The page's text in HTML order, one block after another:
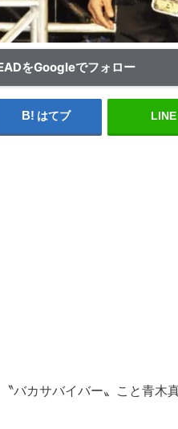
をGoogleでフォロー
はてブ LINE
バカサバイバー〟こと青木